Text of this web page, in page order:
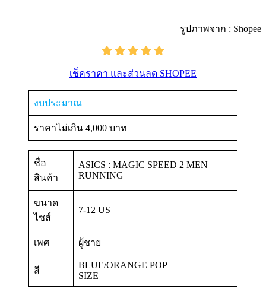
รูปภาพจาก : Shopee
เช็คราคา และส่วนลด SHOPEE
งบประมาณ
ราคาไม่เกิน 4,000 บาท
ชื่อ
สินค้า
ASICS : MAGIC SPEED 2 MEN
RUNNING
ขนาด
ไซส์
7-12 US
เพศ ผู้ชาย
สี
BLUE/ORANGE POP
SIZE